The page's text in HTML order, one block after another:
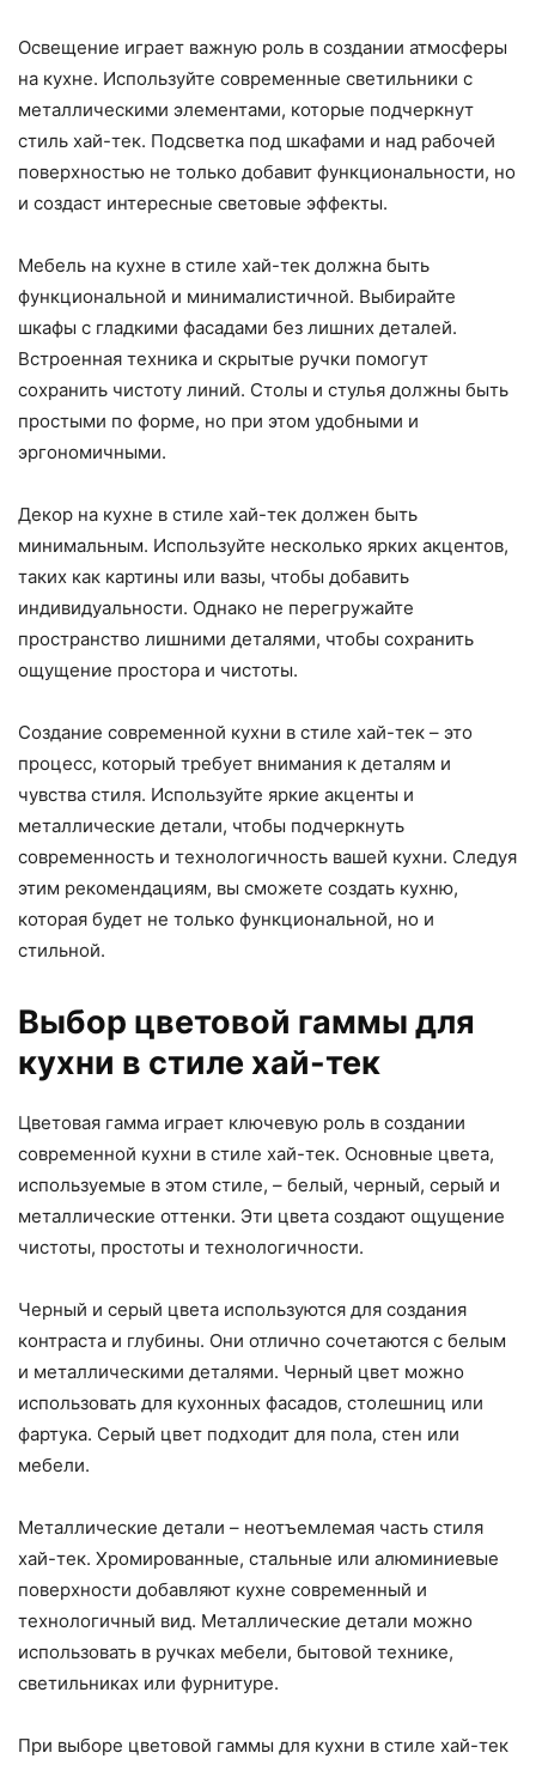
Освещение играет важную роль в создании атмосферы
на кухне. Используйте современные светильники с
металлическими элементами, которые подчеркнут
стиль хай-тек. Подсветка под шкафами и над рабочей
поверхностью не только добавит функциональности, но
и создаст интересные световые эффекты.
Мебель на кухне в стиле хай-тек должна быть
функциональной и минималистичной. Выбирайте
шкафы с гладкими фасадами без лишних деталей.
Встроенная техника и скрытые ручки помогут
сохранить чистоту линий. Столы и стулья должны быть
простыми по форме, но при этом удобными и
эргономичными.
Декор на кухне в стиле хай-тек должен быть
минимальным. Используйте несколько ярких акцентов,
таких как картины или вазы, чтобы добавить
индивидуальности. Однако не перегружайте
пространство лишними деталями, чтобы сохранить
ощущение простора и чистоты.
Создание современной кухни в стиле хай-тек – это
процесс, который требует внимания к деталям и
чувства стиля. Используйте яркие акценты и
металлические детали, чтобы подчеркнуть
современность и технологичность вашей кухни. Следуя
этим рекомендациям, вы сможете создать кухню,
которая будет не только функциональной, но и
стильной.
Выбор цветовой гаммы для
кухни в стиле хай-тек
Цветовая гамма играет ключевую роль в создании
современной кухни в стиле хай-тек. Основные цвета,
используемые в этом стиле, – белый, черный, серый и
металлические оттенки. Эти цвета создают ощущение
чистоты, простоты и технологичности.
Черный и серый цвета используются для создания
контраста и глубины. Они отлично сочетаются с белым
и металлическими деталями. Черный цвет можно
использовать для кухонных фасадов, столешниц или
фартука. Серый цвет подходит для пола, стен или
мебели.
Металлические детали – неотъемлемая часть стиля
хай-тек. Хромированные, стальные или алюминиевые
поверхности добавляют кухне современный и
технологичный вид. Металлические детали можно
использовать в ручках мебели, бытовой технике,
светильниках или фурнитуре.
При выборе цветовой гаммы для кухни в стиле хай-тек